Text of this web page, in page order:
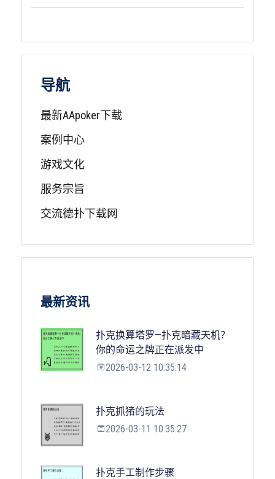
导航
最新AApoker下载
案例中心
游戏文化
服务宗旨
交流德扑下载网
最新资讯
扑克换算塔罗—扑克暗藏天机？
你的命运之牌正在派发中
2026-03-12 10:35:14
扑克抓猪的玩法
2026-03-11 10:35:27
扑克手工制作步骤